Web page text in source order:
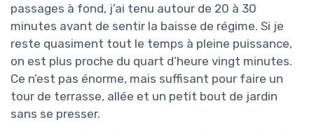
passages à fond, j’ai tenu autour de 20 à 30
minutes avant de sentir la baisse de régime. Si je
reste quasiment tout le temps à pleine puissance,
on est plus proche du quart d’heure vingt minutes.
Ce n’est pas énorme, mais suffisant pour faire un
tour de terrasse, allée et un petit bout de jardin
sans se presser.